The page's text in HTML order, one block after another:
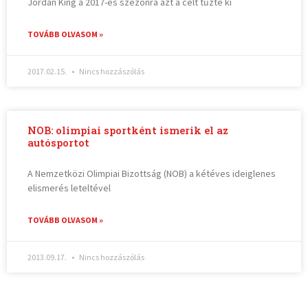
TOVÁBB OLVASOM »
2017.02.15. Nincs hozzászólás
NOB: olimpiai sportként ismerik el az
autósportot
A Nemzetközi Olimpiai Bizottság (NOB) a kétéves ideiglenes
elismerés leteltével
TOVÁBB OLVASOM »
2013.09.17. Nincs hozzászólás